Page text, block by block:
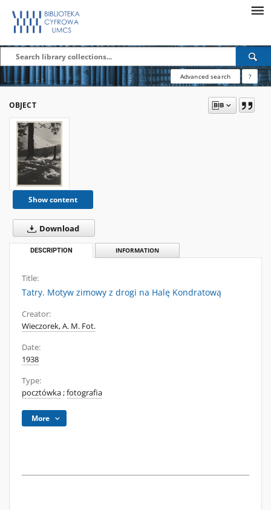
Advanced search ?
OBJECT
Show content
Download
DESCRIPTION INFORMATION
Title:
Tatry. Motyw zimowy z drogi na Halę Kondratową
Creator:
Wieczorek, A. M. Fot.
Date:
1938
Type:
pocztówka;fotografia
More